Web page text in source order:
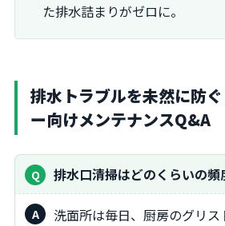
た排水詰まりがゼロに。
排水トラブルを未然に防
ー向けメンテナンスQ&A
排水口清掃はどのくらいの
洗面所は毎日、厨房のグリストラップは最低週1